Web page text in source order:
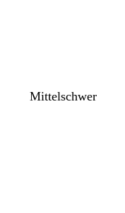
Mittelschwer